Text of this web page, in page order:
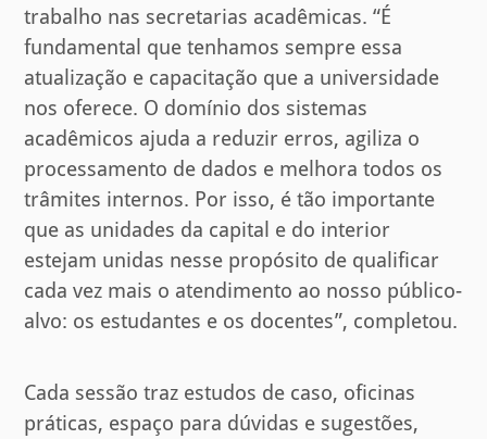
trabalho nas secretarias acadêmicas. “É
fundamental que tenhamos sempre essa
atualização e capacitação que a universidade
nos oferece. O domínio dos sistemas
acadêmicos ajuda a reduzir erros, agiliza o
processamento de dados e melhora todos os
trâmites internos. Por isso, é tão importante
que as unidades da capital e do interior
estejam unidas nesse propósito de qualificar
cada vez mais o atendimento ao nosso público-
alvo: os estudantes e os docentes”, completou.
Cada sessão traz estudos de caso, oficinas
práticas, espaço para dúvidas e sugestões,